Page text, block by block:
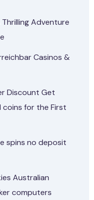
Adventure
Casinos &
Discount Get
coins for the First
spins no deposit
Australian
computers